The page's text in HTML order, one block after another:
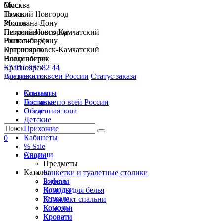
Москва
Нижний Новгород
Ростов-на-Дону
Петропавловск-Камчатский
Новосибирск
Красноярск
Владивосток
+7 915 037 82 44
Доставка по всей России Статус заказа
Спальни
Гостиные
Обеденная зона
Детские
Прихожие
Кабинеты
% Sale
Акции
Каталог
Буфеты
Вешалки
Зеркала
Комоды
Кровати
Омск
Томск
Москва
Нижний Новгород
Ростов-на-Дону
Петропавловск-Камчатский
Новосибирск
Красноярск
Владивосток
Контакты
Доставка по всей России
Оплата
0
Спальни
Предметы
Банкетки и туалетные столики
Зеркала
Комоды для белья
Комплект спальни
Консоли
Кровати